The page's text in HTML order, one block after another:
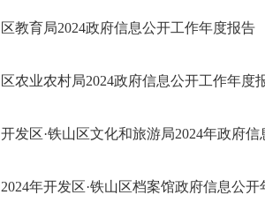
区教育局2024政府信息公开工作年度报告
区农业农村局2024政府信息公开工作年度
开发区·铁山区文化和旅游局2024年政府
2024年开发区·铁山区档案馆政府信息公开